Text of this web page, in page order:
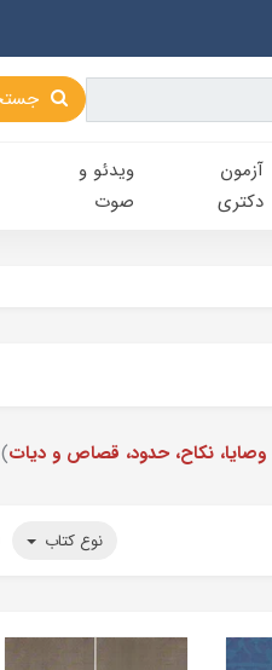
جستجو
آزمون
دکتری
ویدئو و
صوت
نکاح، حدود، قصاص و دیات)
نوع کتاب